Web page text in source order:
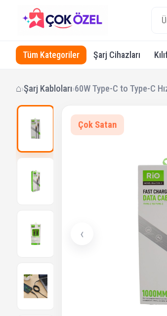
Tüm Kategoriler Şarj Cihazları
⌂›Şarj Kabloları›60W Type-C to Type-C
Çok Satan
‹